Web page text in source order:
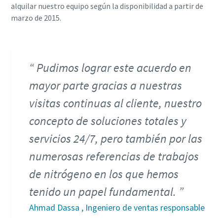
alquilar nuestro equipo según la disponibilidad a partir de
marzo de 2015.
Pudimos lograr este acuerdo en
mayor parte gracias a nuestras
visitas continuas al cliente, nuestro
concepto de soluciones totales y
servicios 24/7, pero también por las
numerosas referencias de trabajos
de nitrógeno en los que hemos
tenido un papel fundamental.
Ahmad Dassa , Ingeniero de ventas responsable